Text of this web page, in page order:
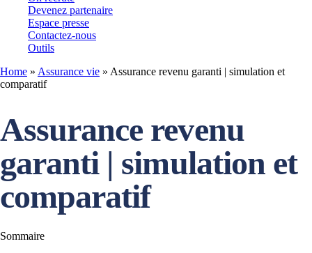
Devenez partenaire
Espace presse
Contactez-nous
Outils
Home » Assurance vie » Assurance revenu garanti | simulation et
comparatif
Assurance revenu
garanti | simulation et
comparatif
Sommaire